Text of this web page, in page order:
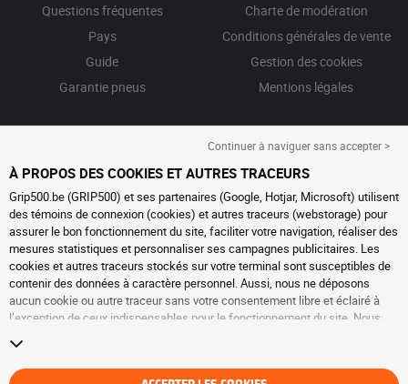
Questions fréquentes
Pays
Guide
Garantie pneus
Charte de modération
Conditions générales de vente
Gestion des cookies
Mentions légales
Continuer à naviguer sans accepter >
À PROPOS DES COOKIES ET AUTRES TRACEURS
Grip500.be (GRIP500) et ses partenaires (Google, Hotjar, Microsoft) utilisent
des témoins de connexion (cookies) et autres traceurs (webstorage) pour
assurer le bon fonctionnement du site, faciliter votre navigation, réaliser des
mesures statistiques et personnaliser ses campagnes publicitaires. Les
cookies et autres traceurs stockés sur votre terminal sont susceptibles de
contenir des données à caractère personnel. Aussi, nous ne déposons
aucun cookie ou autre traceur sans votre consentement libre et éclairé à
l’exception de ceux indispensables pour le fonctionnement du site. Nous
consentement à tout moment en vous rendant sur la
traceurs. Vous pouvez choisir de continuer à naviguer sans accepter le